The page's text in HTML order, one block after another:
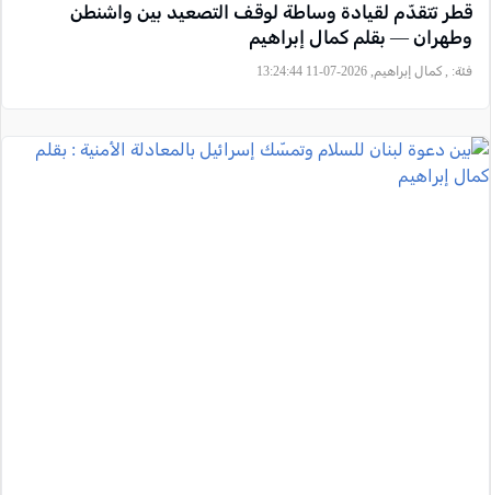
قطر تتقدّم لقيادة وساطة لوقف التصعيد بين واشنطن
وطهران — بقلم كمال إبراهيم
فئة: , كمال إبراهيم, 2026-07-11 13:24:44